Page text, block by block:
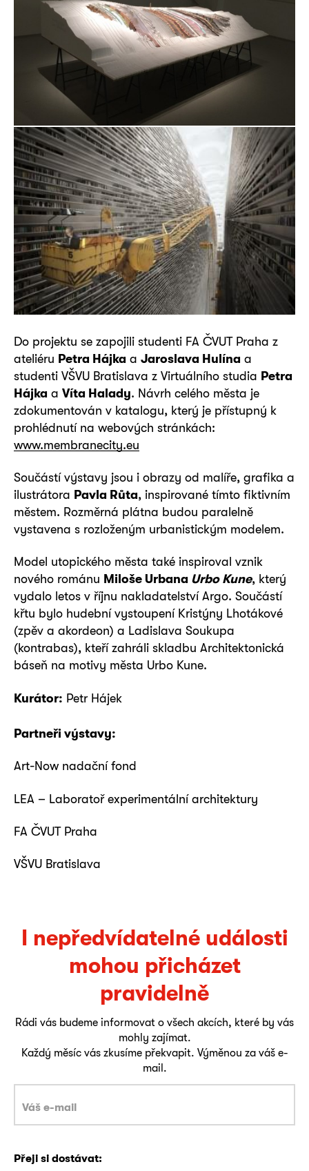
Do projektu se zapojili studenti FA ČVUT Praha z
ateliéru Petra Hájka a Jaroslava Hulína a
studenti VŠVU Bratislava z Virtuálního studia Petra
Hájka a Víta Halady. Návrh celého města je
zdokumentován v katalogu, který je přístupný k
prohlédnutí na webových stránkách:
www.membranecity.eu
Součástí výstavy jsou i obrazy od malíře, grafika a
ilustrátora Pavla Růta, inspirované tímto fiktivním
městem. Rozměrná plátna budou paralelně
vystavena s rozloženým urbanistickým modelem.
Model utopického města také inspiroval vznik
nového románu Miloše Urbana Urbo Kune, který
vydalo letos v říjnu nakladatelství Argo. Součástí
křtu bylo hudební vystoupení Kristýny Lhotákové
(zpěv a akordeon) a Ladislava Soukupa
(kontrabas), kteří zahráli skladbu Architektonická
báseň na motivy města Urbo Kune.
Kurátor: Petr Hájek
Partneři výstavy:
Art-Now nadační fond
LEA – Laboratoř experimentální architektury
FA ČVUT Praha
VŠVU Bratislava
I nepředvídatelné události
mohou přicházet
pravidelně
Rádi vás budeme informovat o všech akcích, které by vás
mohly zajímat.
Každý měsíc vás zkusíme překvapit. Výměnou za váš e-
mail.
Přeji si dostávat: